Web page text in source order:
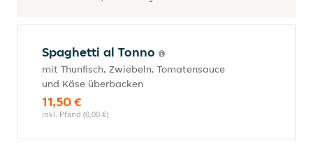
Spaghetti al Tonno
mit Thunfisch, Zwiebeln, Tomatensauce
und Käse überbacken
11,50 €
inkl. Pfand (0,00 €)